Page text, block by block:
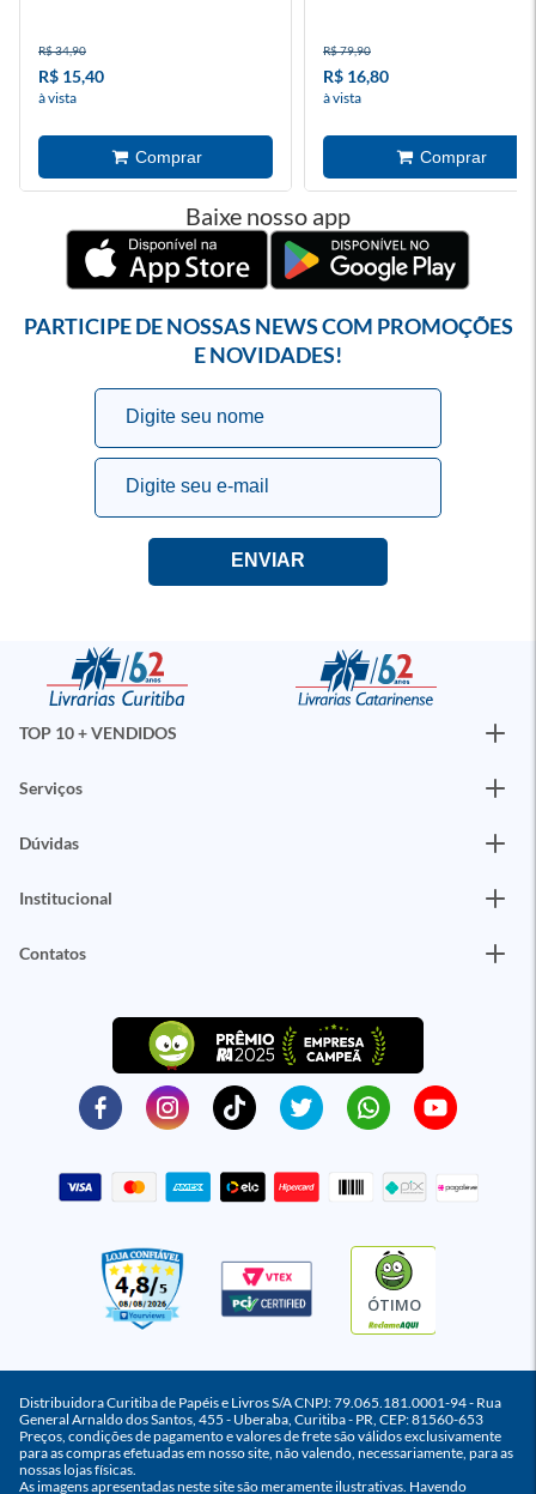
R$ 34,90
R$ 15,40
à vista
R$ 79,90
R$ 16,80
à vista
Baixe nosso app
PARTICIPE DE NOSSAS NEWS COM PROMOÇÕES
E NOVIDADES!
TOP 10 + VENDIDOS
Serviços
Dúvidas
Institucional
Contatos
ÓTIMO
Distribuidora Curitiba de Papéis e Livros S/A CNPJ: 79.065.181.0001-94 - Rua
General Arnaldo dos Santos, 455 - Uberaba, Curitiba - PR, CEP: 81560-653
Preços, condições de pagamento e valores de frete são válidos exclusivamente
para as compras efetuadas em nosso site, não valendo, necessariamente, para as
nossas lojas físicas.
As imagens apresentadas neste site são meramente ilustrativas. Havendo